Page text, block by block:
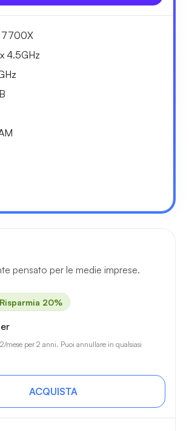
7700X
4.5GHz
pensato per le medie imprese.
Risparmia 20%
/mese per 2 anni. Puoi annullare in qualsiasi
ACQUISTA